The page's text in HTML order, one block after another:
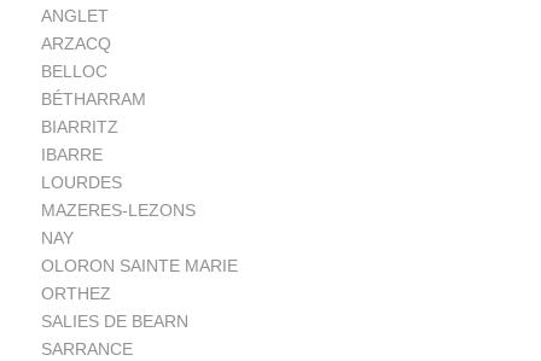
ANGLET
ARZACQ
BELLOC
BÉTHARRAM
BIARRITZ
IBARRE
LOURDES
MAZERES-LEZONS
NAY
OLORON SAINTE MARIE
ORTHEZ
SALIES DE BEARN
SARRANCE